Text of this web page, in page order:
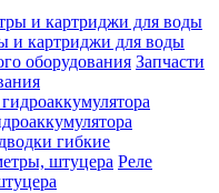
и картриджи для воды
Запчасти
гибкие
Реле